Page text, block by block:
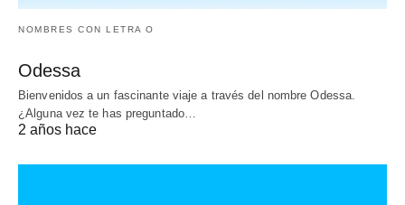
NOMBRES CON LETRA O
Odessa
Bienvenidos a un fascinante viaje a través del nombre Odessa.
¿Alguna vez te has preguntado…
2 años hace